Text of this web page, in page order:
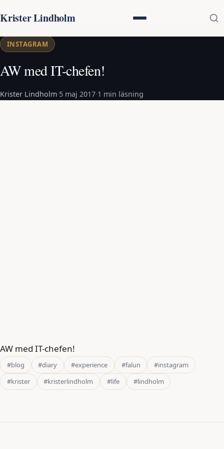
Krister Lindholm
INSTAGRAM
AW med IT-chefen!
Krister Lindholm·5 maj 2017·1 min läsning
AW med IT-chefen!
#blog #diary #experience #falun
#instagram
#krister
#kristerlindholm #life #lindholm